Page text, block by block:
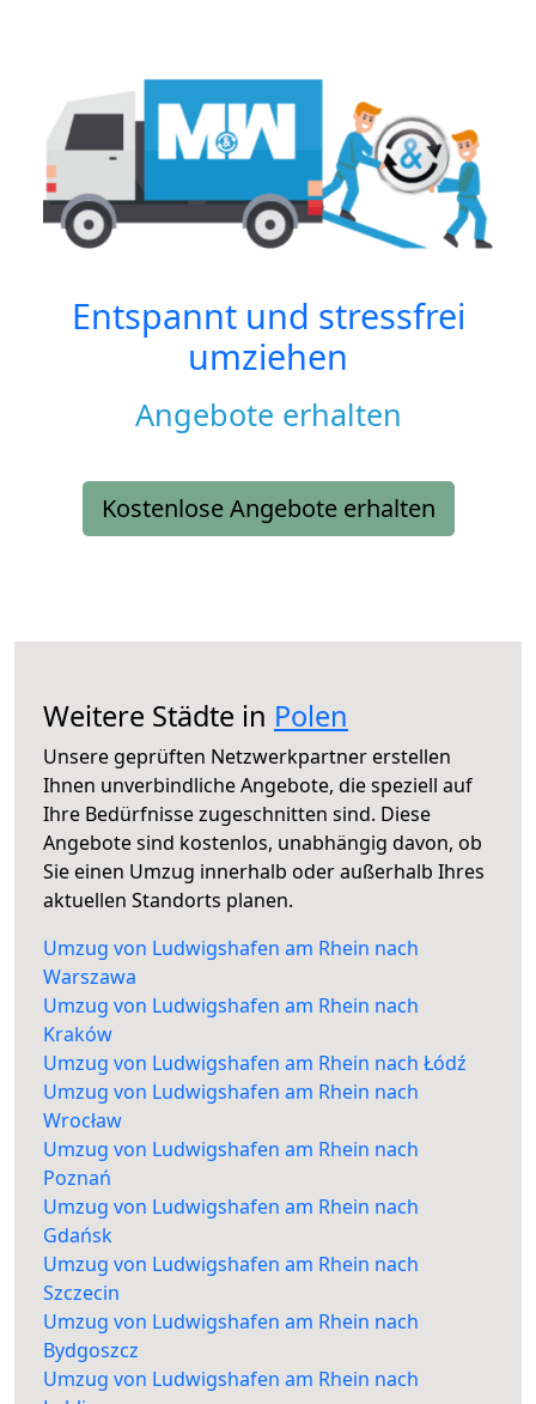
Entspannt und stressfrei
umziehen
Angebote erhalten
Kostenlose Angebote erhalten
Weitere Städte in Polen
Unsere geprüften Netzwerkpartner erstellen
Ihnen unverbindliche Angebote, die speziell auf
Ihre Bedürfnisse zugeschnitten sind. Diese
Angebote sind kostenlos, unabhängig davon, ob
Sie einen Umzug innerhalb oder außerhalb Ihres
aktuellen Standorts planen.
Umzug von Ludwigshafen am Rhein nach
Warszawa
Umzug von Ludwigshafen am Rhein nach
Kraków
Umzug von Ludwigshafen am Rhein nach Łódź
Umzug von Ludwigshafen am Rhein nach
Wrocław
Umzug von Ludwigshafen am Rhein nach
Poznań
Umzug von Ludwigshafen am Rhein nach
Gdańsk
Umzug von Ludwigshafen am Rhein nach
Szczecin
Umzug von Ludwigshafen am Rhein nach
Bydgoszcz
Umzug von Ludwigshafen am Rhein nach